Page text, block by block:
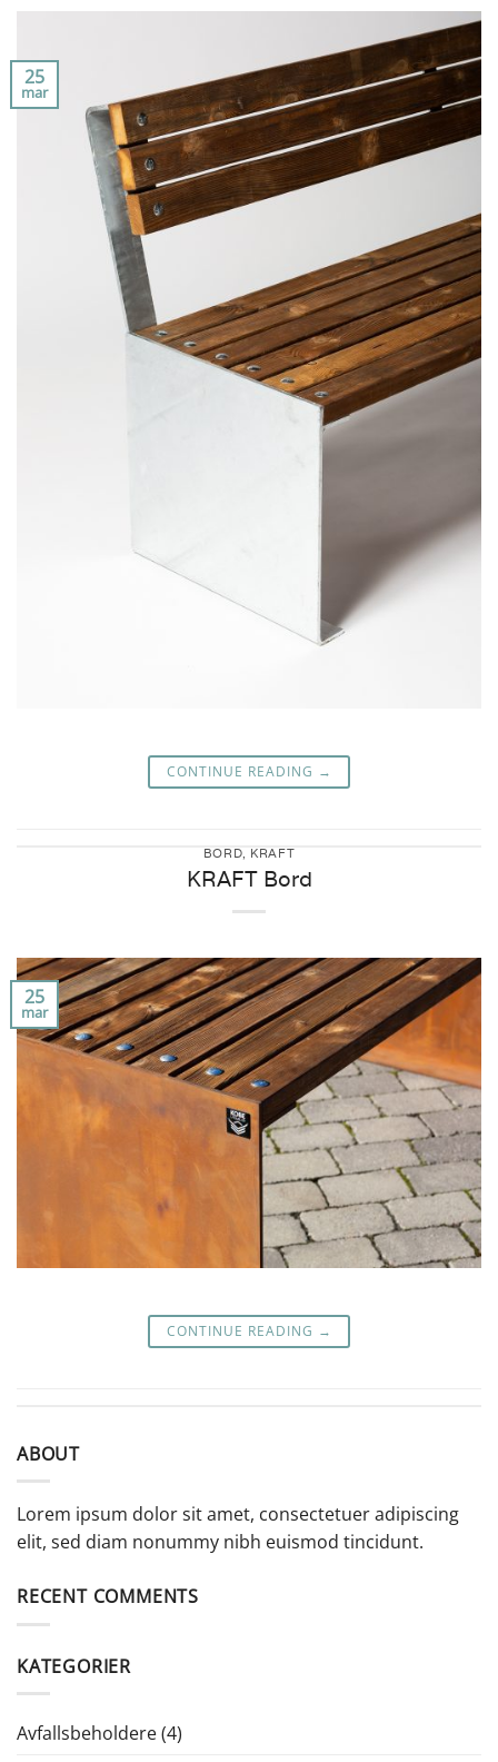
25
mar
CONTINUE READING →
BORD KRAFT
KRAFT Bord
25
mar
CONTINUE READING →
ABOUT
Lorem ipsum dolor sit amet, consectetuer adipiscing
elit, sed diam nonummy nibh euismod tincidunt.
RECENT COMMENTS
KATEGORIER
Avfallsbeholdere(4)